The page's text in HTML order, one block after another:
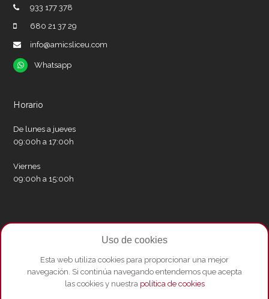
933 177 378
680 21 37 29
info@amicsliceu.com
Whatsapp
Whatsapp
Horario
De lunes a jueves
09:00h a 17:00h
Viernes
09:00h a 15:00h
Redes sociales
TwitterFacebook
InstagramWhatsapp
Youtube
Uso de cookies
Esta web utiliza cookies para proporcionar una mejor
navegación. Si continúa navegando entendemos que acepta
las cookies y nuestra política de cookies